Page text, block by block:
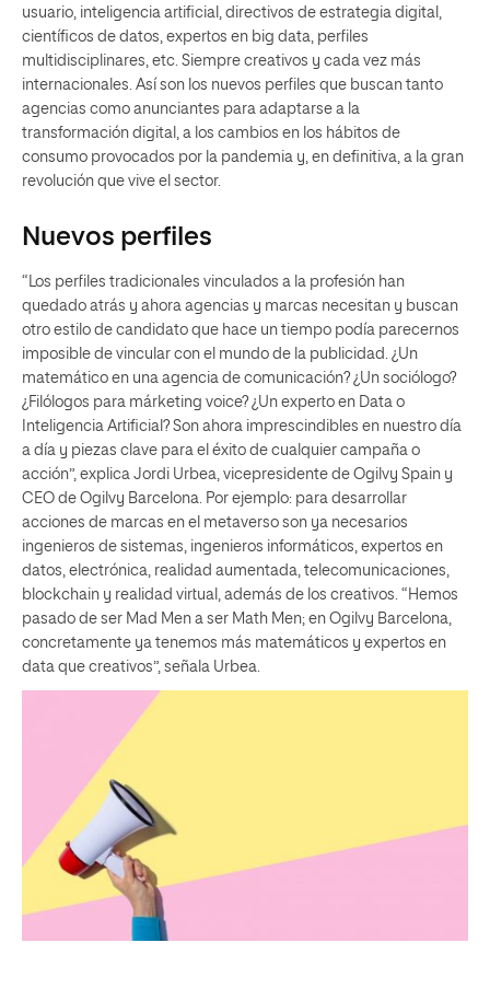
usuario, inteligencia artificial, directivos de estrategia digital,
científicos de datos, expertos en big data, perfiles
multidisciplinares, etc. Siempre creativos y cada vez más
internacionales. Así son los nuevos perfiles que buscan tanto
agencias como anunciantes para adaptarse a la
transformación digital, a los cambios en los hábitos de
consumo provocados por la pandemia y, en definitiva, a la gran
revolución que vive el sector.
Nuevos perfiles
“Los perfiles tradicionales vinculados a la profesión han
quedado atrás y ahora agencias y marcas necesitan y buscan
otro estilo de candidato que hace un tiempo podía parecernos
imposible de vincular con el mundo de la publicidad. ¿Un
matemático en una agencia de comunicación? ¿Un sociólogo?
¿Filólogos para márketing voice? ¿Un experto en Data o
Inteligencia Artificial? Son ahora imprescindibles en nuestro día
a día y piezas clave para el éxito de cualquier campaña o
acción”, explica Jordi Urbea, vicepresidente de Ogilvy Spain y
CEO de Ogilvy Barcelona. Por ejemplo: para desarrollar
acciones de marcas en el metaverso son ya necesarios
ingenieros de sistemas, ingenieros informáticos, expertos en
datos, electrónica, realidad aumentada, telecomunicaciones,
blockchain y realidad virtual, además de los creativos. “Hemos
pasado de ser Mad Men a ser Math Men; en Ogilvy Barcelona,
concretamente ya tenemos más matemáticos y expertos en
data que creativos”, señala Urbea.